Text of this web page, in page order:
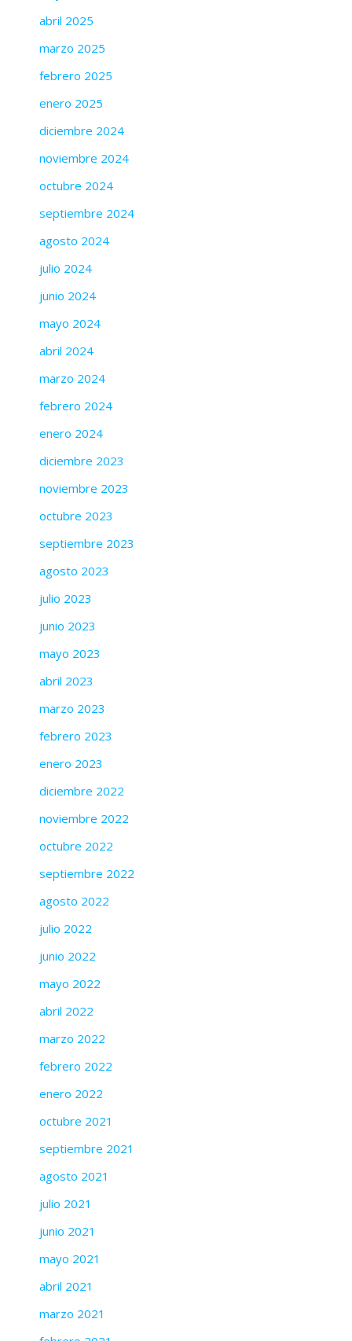
abril 2025
marzo 2025
febrero 2025
enero 2025
diciembre 2024
noviembre 2024
octubre 2024
septiembre 2024
agosto 2024
julio 2024
junio 2024
mayo 2024
abril 2024
marzo 2024
febrero 2024
enero 2024
diciembre 2023
noviembre 2023
octubre 2023
septiembre 2023
agosto 2023
julio 2023
junio 2023
mayo 2023
abril 2023
marzo 2023
febrero 2023
enero 2023
diciembre 2022
noviembre 2022
octubre 2022
septiembre 2022
agosto 2022
julio 2022
junio 2022
mayo 2022
abril 2022
marzo 2022
febrero 2022
enero 2022
octubre 2021
septiembre 2021
agosto 2021
julio 2021
junio 2021
mayo 2021
abril 2021
marzo 2021